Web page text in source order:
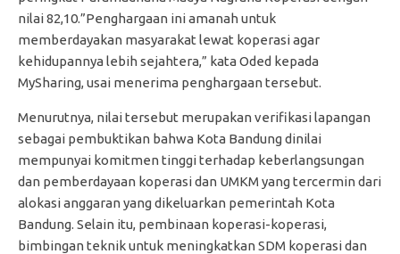
nilai 82,10.”Penghargaan ini amanah untuk
memberdayakan masyarakat lewat koperasi agar
kehidupannya lebih sejahtera,” kata Oded kepada
MySharing, usai menerima penghargaan tersebut.
Menurutnya, nilai tersebut merupakan verifikasi lapangan
sebagai pembuktikan bahwa Kota Bandung dinilai
mempunyai komitmen tinggi terhadap keberlangsungan
dan pemberdayaan koperasi dan UMKM yang tercermin dari
alokasi anggaran yang dikeluarkan pemerintah Kota
Bandung. Selain itu, pembinaan koperasi-koperasi,
bimbingan teknik untuk meningkatkan SDM koperasi dan